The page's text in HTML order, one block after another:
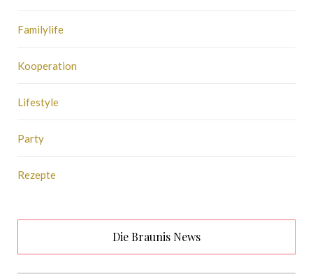
Familylife
Kooperation
Lifestyle
Party
Rezepte
Die Braunis News